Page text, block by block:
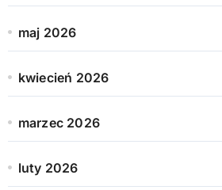
maj 2026
kwiecień 2026
marzec 2026
luty 2026